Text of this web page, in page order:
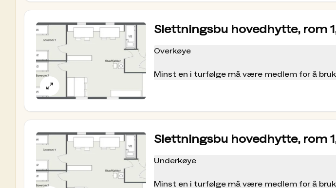
enkelt se når hytta er ledig, utforske hytter i kart og bestille plass. DNT
opp på hytta før kl. 19.00 for å sikre sengen du har reservert; etter kl. 19.00
andre, men bookingen din er fortsatt gyldig.
Betal for mat og overnatting i DNT-appen
På selv- og ubetjente DNT‑hytter registrerer og betaler du enkelt for
DNT‑appen. Har du forhåndsbestilt? Da er selve overnattingen allerede
proviant i appen. Husk å laste ned appen før du drar på tur! Appen fungerer
For best offline‑funksjon bør du åpne appen før turen. Les mer på dnt.no:
https://www.dnt.no/hyttebetaling
Betalingsblankett
Du kan også betale ved å fylle ut en betalingsblankett som du vil finne på
legger du den ferdig utfylt betalingsblanketten i safen og tar med deg
faktura, men vær oppmerksom på at det påløper et gebyr på kr. 50,- ved bruk
Slettningsbu hovedhytte, rom
Overkøye
Minst en i turfølge må være medlem for å
Slettningsbu hovedhytte, rom
Underkøye
Minst en i turfølge må være medlem for å